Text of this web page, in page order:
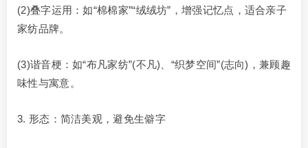
(2)叠字运用：如“棉棉家”“绒绒坊”，增强记忆点，适合亲子
家纺品牌。
(3)谐音梗：如“布凡家纺”(不凡)、“织梦空间”(志向)，兼顾趣
味性与寓意。
3. 形态：简洁美观，避免生僻字